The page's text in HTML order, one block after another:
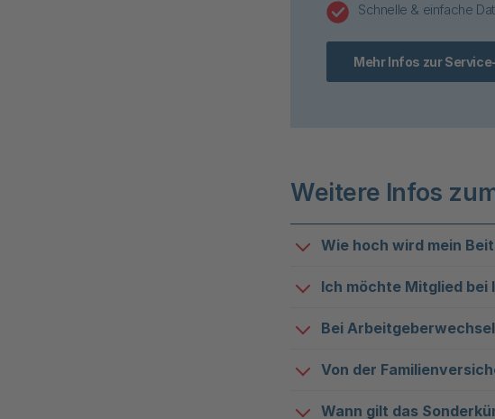
Schnelle & einfache
Mehr Infos zur
Weitere Infos
Wie hoch wird mein
Ich möchte Mitglied bei
Bei
Von der
Wann gilt das